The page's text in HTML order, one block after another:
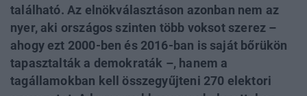
található. Az elnökválasztáson azonban nem az
nyer, aki országos szinten több voksot szerez –
ahogy ezt 2000-ben és 2016-ban is saját bőrükön
tapasztalták a demokraták –, hanem a
tagállamokban kell összegyűjteni 270 elektori